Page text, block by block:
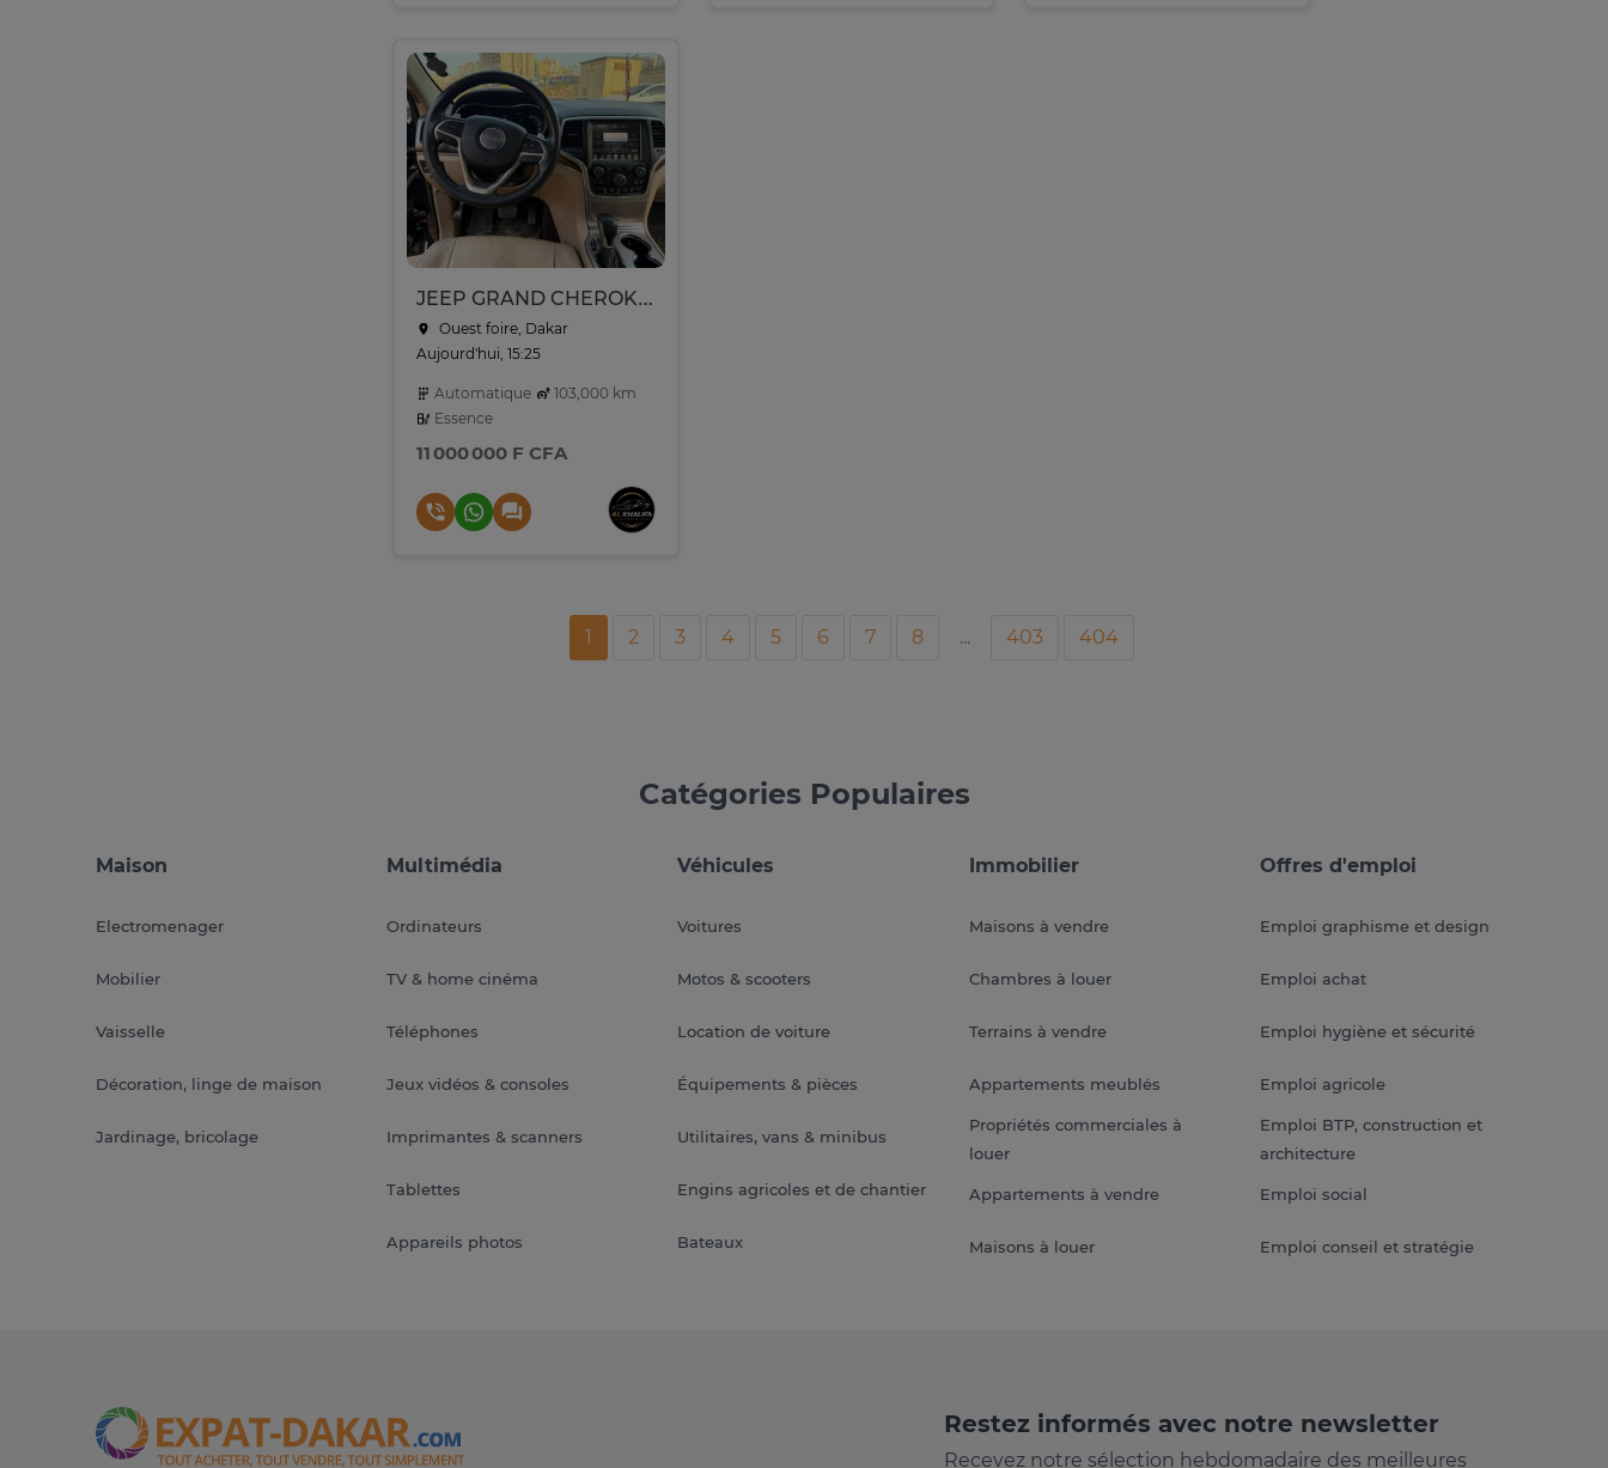
JEEP GRAND CHEROKEE LIMITED Année : 2017
Ouest foire, Dakar
Aujourd'hui, 15:25
Automatique
103,000 km
Essence
11 000 000 F CFA
1 2 3 4 5 6 7 8 ... 403 404
Catégories Populaires
Maison
Electromenager
Mobilier
Vaisselle
Décoration, linge de maison
Jardinage, bricolage
Multimédia
Ordinateurs
TV & home cinéma
Téléphones
Jeux vidéos & consoles
Imprimantes & scanners
Tablettes
Appareils photos
Véhicules
Voitures
Motos & scooters
Location de voiture
Équipements & pièces
Utilitaires, vans & minibus
Engins agricoles et de chantier
Bateaux
Immobilier
Maisons à vendre
Chambres à louer
Terrains à vendre
Appartements meublés
Propriétés commerciales à
louer
Appartements à vendre
Maisons à louer
Offres d'emploi
Emploi graphisme et design
Emploi achat
Emploi hygiène et sécurité
Emploi agricole
Emploi BTP, construction et
architecture
Emploi social
Emploi conseil et stratégie
Restez informés avec notre newsletter
Recevez notre sélection hebdomadaire des meilleures